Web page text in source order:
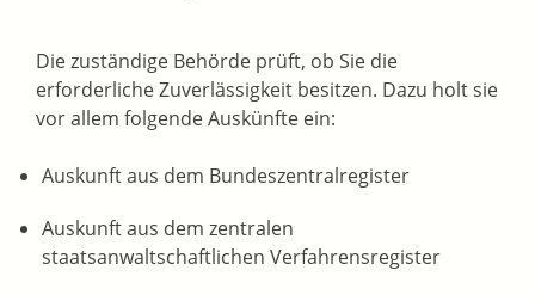
Die zuständige Behörde prüft, ob Sie die
erforderlicheZuverlässigkeit besitzen. Dazu holt sie
vor allem folgende Auskünfte ein:
Auskunft aus dem Bundeszentralregister
Auskunft aus dem zentralen
staatsanwaltschaftlichen Verfahrensregister